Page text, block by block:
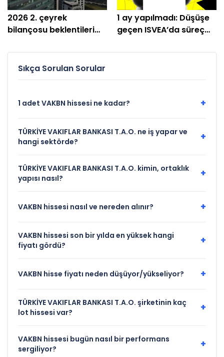
2026 2. çeyrek
bilançosu beklentileri
fiyatlar!
1 ay yapılmadı: Düşüşe
geçen ISVEA’da süreç
Sıkça Sorulan Sorular
1 adet VAKBN hissesi ne kadar? +
TÜRKİYE VAKIFLAR BANKASI T.A.O. ne iş yapar ve
hangi sektörde?
+
TÜRKİYE VAKIFLAR BANKASI T.A.O. kimin, ortaklık
yapısı nasıl?
+
VAKBN hissesi nasıl ve nereden alınır? +
VAKBN hissesi son bir yılda en yüksek hangi
fiyatı gördü?
+
VAKBN hisse fiyatı neden düşüyor/yükseliyor? +
TÜRKİYE VAKIFLAR BANKASI T.A.O. şirketinin kaç
lot hissesi var?
+
VAKBN hissesi bugün nasıl bir performans
sergiliyor?
+